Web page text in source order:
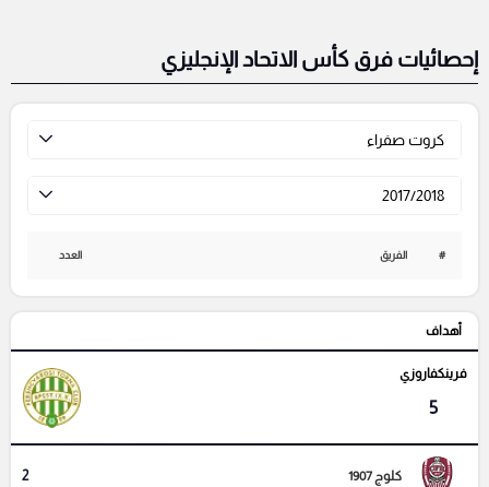
إحصائيات فرق كأس الاتحاد الإنجليزي
كروت صفراء
2017/2018
# الفريق العدد
أهداف
فرينكفاروزي
5
كلوج 1907 2